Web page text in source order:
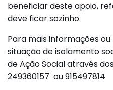
beneficiar deste apoio,
deve ficar sozinho.
Para mais informações
situação de isolamento
de Ação Social através
249360157 ou 915497814